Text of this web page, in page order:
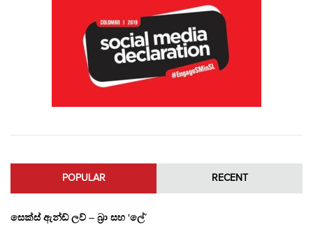
POPULAR RECENT
සෙක්ස් ඇන්ඩ් ලව් – බ්‍රා සහ ‘ලේ’